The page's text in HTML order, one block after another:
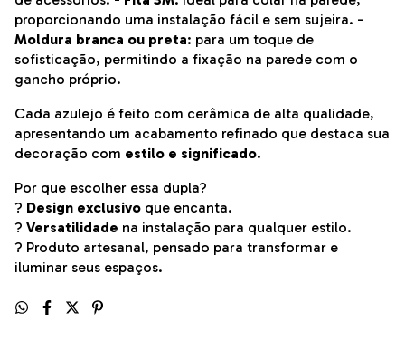
proporcionando uma instalação fácil e sem sujeira. -
Moldura branca ou preta: para um toque de
sofisticação, permitindo a fixação na parede com o
gancho próprio.
Cada azulejo é feito com cerâmica de alta qualidade,
apresentando um acabamento refinado que destaca sua
decoração com estilo e significado.
Por que escolher essa dupla?
? Design exclusivo que encanta.
? Versatilidade na instalação para qualquer estilo.
? Produto artesanal, pensado para transformar e
iluminar seus espaços.